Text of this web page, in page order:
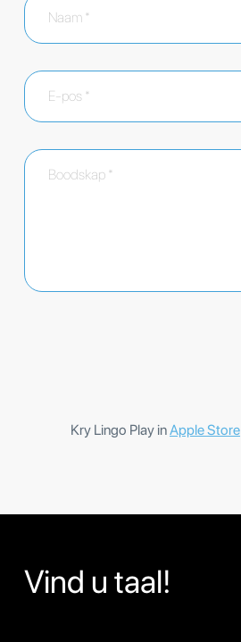
Kry Lingo Play inApple Store
Vind u taal!